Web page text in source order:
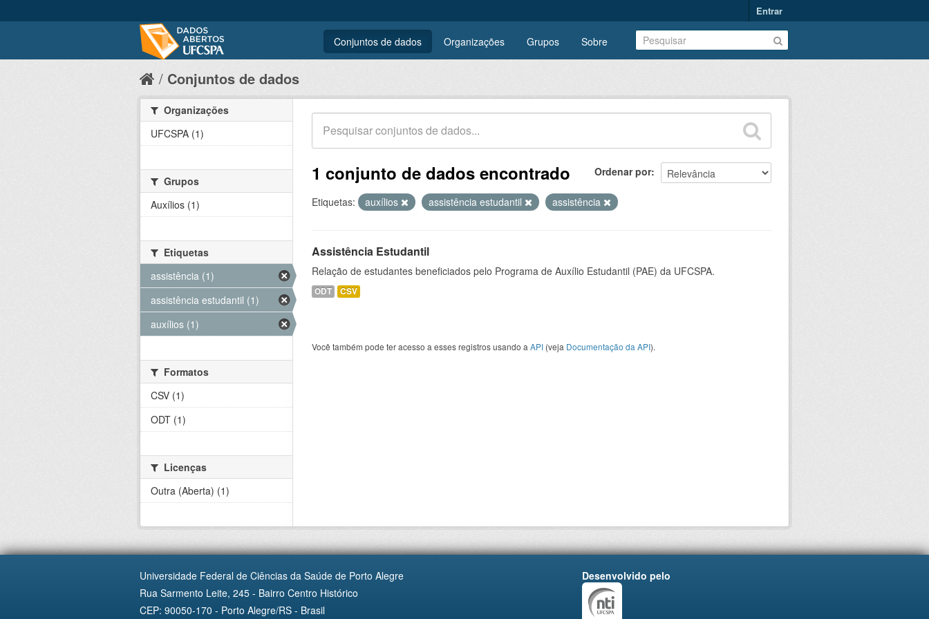
Entrar
Conjuntos de dados Organizações Grupos Sobre
Conjuntos de dados
Ordenar por
1 conjunto de dados encontrado
Etiquetas: auxílios assistência estudantil assistência
Assistência Estudantil
Relação de estudantes beneficiados pelo Programa de Auxílio Estudantil (PAE) da UFCSPA.
ODT CSV
Você também pode ter acesso a esses registros usando a API (veja Documentação da API).
Organizações
UFCSPA (1)
Grupos
Auxílios (1)
Etiquetas
assistência (1)
assistência estudantil (1)
auxílios (1)
Formatos
CSV (1)
ODT (1)
Licenças
Outra (Aberta) (1)
Universidade Federal de Ciências da Saúde de Porto Alegre
Rua Sarmento Leite, 245 - Bairro Centro Histórico
CEP: 90050-170 - Porto Alegre/RS - Brasil
Desenvolvido pelo